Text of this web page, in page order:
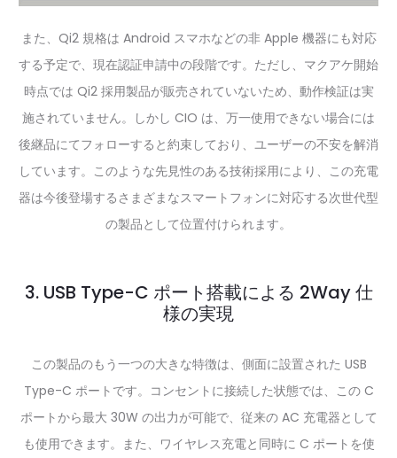
また、Qi2 規格は Android スマホなどの非 Apple 機器にも対応
する予定で、現在認証申請中の段階です。ただし、マクアケ開始
時点では Qi2 採用製品が販売されていないため、動作検証は実
施されていません。しかし CIO は、万一使用できない場合には
後継品にてフォローすると約束しており、ユーザーの不安を解消
しています。このような先見性のある技術採用により、この充電
器は今後登場するさまざまなスマートフォンに対応する次世代型
の製品として位置付けられます。
3. USB Type-C ポート搭載による 2Way 仕
様の実現
この製品のもう一つの大きな特徴は、側面に設置された USB
Type-C ポートです。コンセントに接続した状態では、この C
ポートから最大 30W の出力が可能で、従来の AC 充電器として
も使用できます。また、ワイヤレス充電と同時に C ポートを使